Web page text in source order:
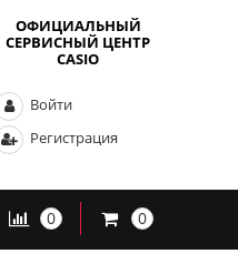
ОФИЦИАЛЬНЫЙ
СЕРВИСНЫЙ ЦЕНТР
CASIO
Войти
Регистрация
0 0